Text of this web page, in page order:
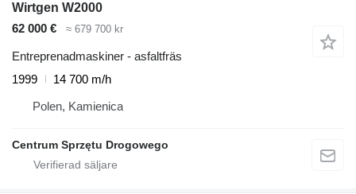
Wirtgen W2000
62 000 €
≈ 679 700 kr
Entreprenadmaskiner - asfaltfräs
1999
14 700 m/h
Polen, Kamienica
Centrum Sprzętu Drogowego